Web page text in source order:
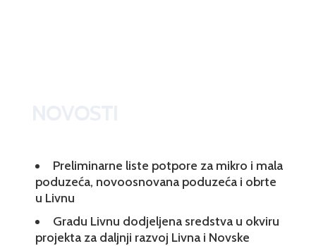
Preliminarne liste potpore za mikro i mala
poduzeća, novoosnovana poduzeća i obrte
u Livnu
Gradu Livnu dodjeljena sredstva u okviru
projekta za daljnji razvoj Livna i Novske